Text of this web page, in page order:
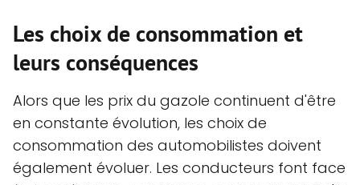
Les choix de consommation et
leurs conséquences
Alors que les prix du gazole continuent d'être
en constante évolution, les choix de
consommation des automobilistes doivent
également évoluer. Les conducteurs font face